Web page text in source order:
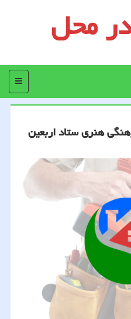
محل
منو
هنری ستاد اربعین